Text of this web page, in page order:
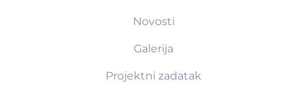
Novosti
Galerija
Projektni zadatak